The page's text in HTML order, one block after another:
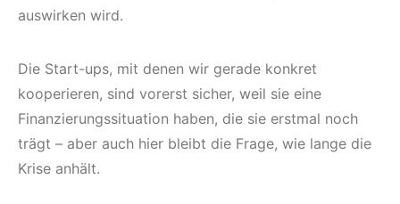
auswirken wird.
Die Start-ups, mit denen wir gerade konkret
kooperieren, sind vorerst sicher, weil sie eine
Finanzierungssituation haben, die sie erstmal noch
trägt – aber auch hier bleibt die Frage, wie lange die
Krise anhält.